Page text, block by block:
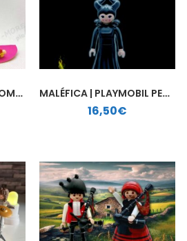
TORERO CONJUNTO COMPLETO | PLAYMOBIL PERSONALIZADO MALÉFICA | PLAYMOBIL PERSONALIZADO
16,50€